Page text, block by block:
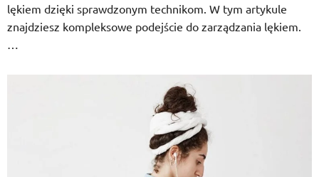
lękiem dzięki sprawdzonym technikom. W tym artykule
znajdziesz kompleksowe podejście do zarządzania lękiem.